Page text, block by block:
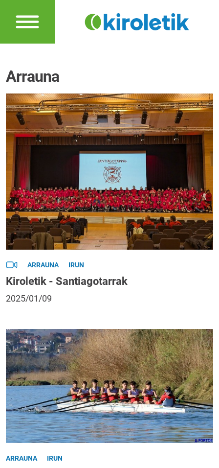
Arrauna
ARRAUNA IRUN
Kiroletik - Santiagotarrak
2025/01/09
ARRAUNA IRUN